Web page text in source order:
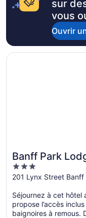
sur
vous
Ouvrir
Banff Park
3
out
5
201 Lynx Street Banff
Séjournez à cet hôtel
propose l’accès
baignoires à remous.
S’ouvre dans une
Banff Park Lodge